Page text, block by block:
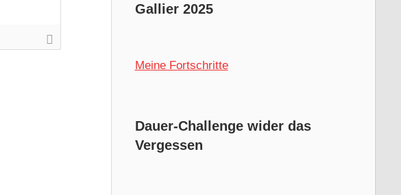
Gallier 2025
Meine Fortschritte
Dauer-Challenge wider das
Vergessen